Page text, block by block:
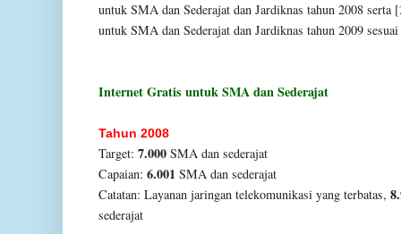
untuk SMA dan Sederajat dan Jardiknas tahun 2008 serta [
untuk SMA dan Sederajat dan Jardiknas tahun 2009 sesuai
Internet Gratis untuk SMA dan Sederajat
Tahun 2008
Target: 7.000 SMA dan sederajat
Capaian: 6.001 SMA dan sederajat
Catatan: Layanan jaringan telekomunikasi yang terbatas,
sederajat